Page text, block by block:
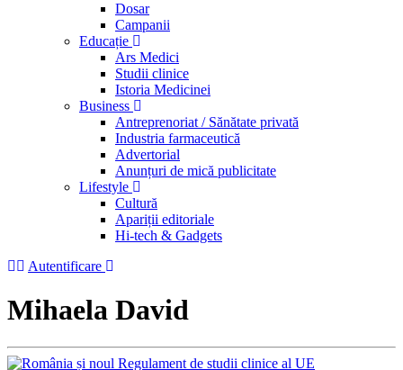
Dosar
Campanii
Educație
Ars Medici
Studii clinice
Istoria Medicinei
Business
Antreprenoriat / Sănătate privată
Industria farmaceutică
Advertorial
Anunțuri de mică publicitate
Lifestyle
Cultură
Apariții editoriale
Hi-tech & Gadgets
Autentificare
Mihaela David